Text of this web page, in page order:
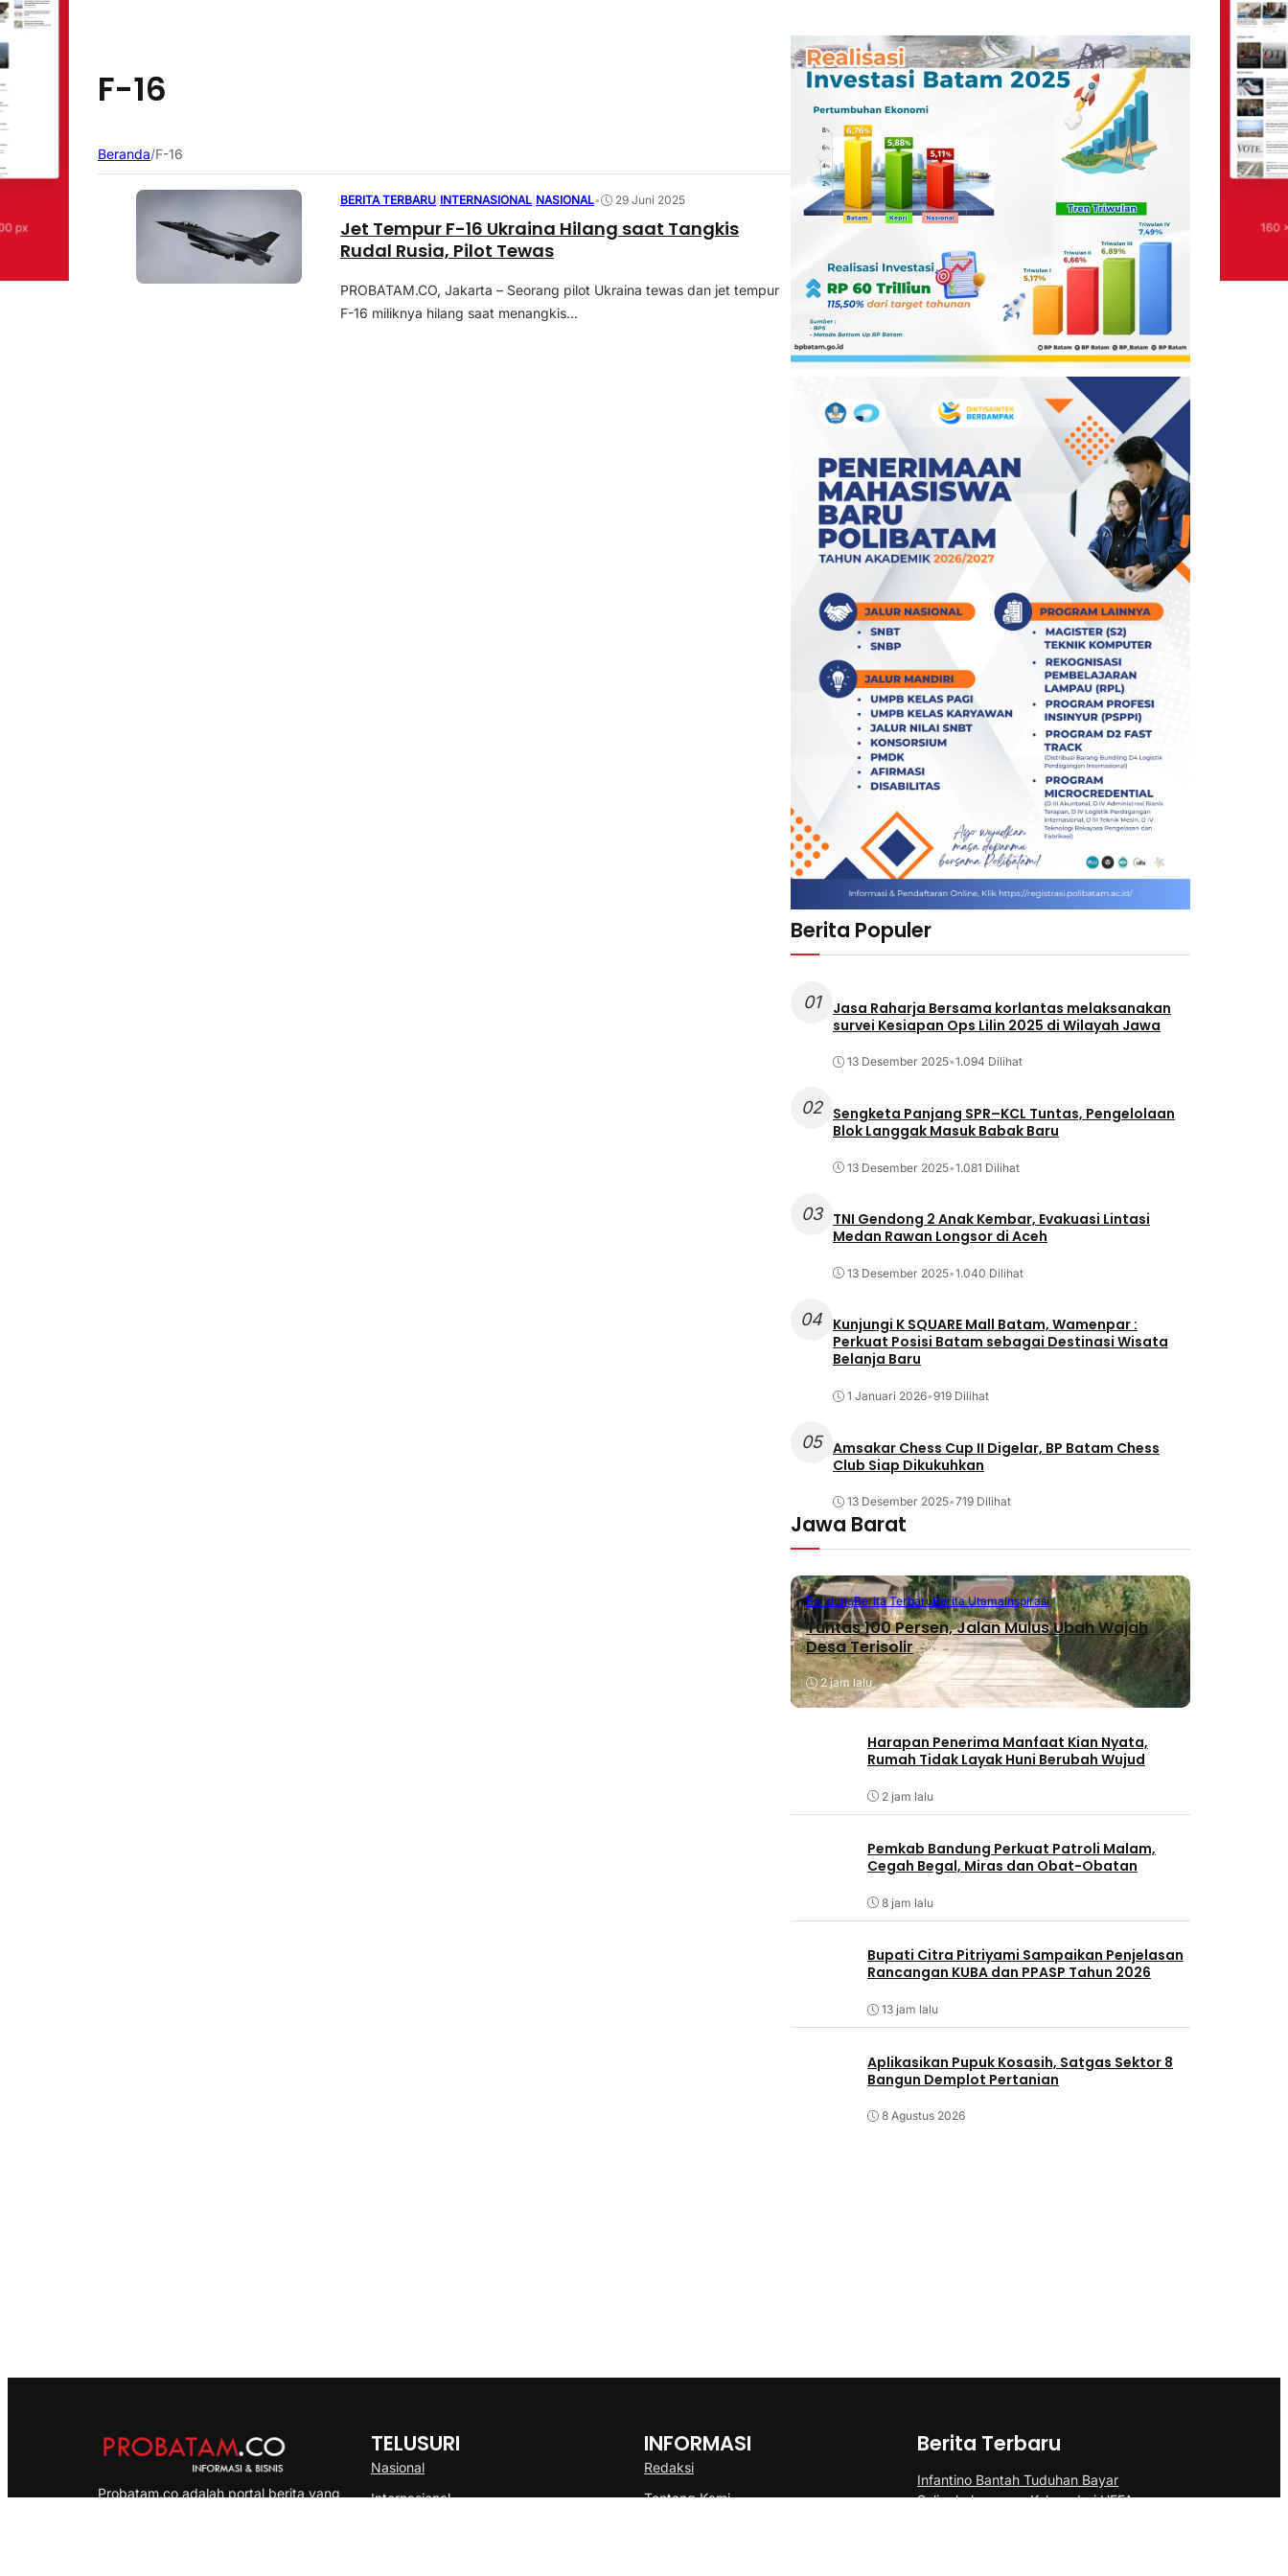
F-16
Beranda/F-16
BERITA TERBARU INTERNASIONAL NASIONAL• 29 Juni 2025
Jet Tempur F-16 Ukraina Hilang saat Tangkis
Rudal Rusia, Pilot Tewas
PROBATAM.CO, Jakarta – Seorang pilot Ukraina tewas dan jet tempur
F-16 miliknya hilang saat menangkis...
Berita Populer
01
Jasa Raharja Bersama korlantas melaksanakan
survei Kesiapan Ops Lilin 2025 di Wilayah Jawa
13 Desember 2025•1.094 Dilihat
02
Sengketa Panjang SPR–KCL Tuntas, Pengelolaan
Blok Langgak Masuk Babak Baru
13 Desember 2025•1.081 Dilihat
03
TNI Gendong 2 Anak Kembar, Evakuasi Lintasi
Medan Rawan Longsor di Aceh
13 Desember 2025•1.040 Dilihat
04 Kunjungi K SQUARE Mall Batam, Wamenpar :
Perkuat Posisi Batam sebagai Destinasi Wisata
Belanja Baru
1 Januari 2026•919 Dilihat
05 Amsakar Chess Cup II Digelar, BP Batam Chess
Club Siap Dikukuhkan
13 Desember 2025•719 Dilihat
Jawa Barat
BandungBerita TerbaruBerita UtamaInspirasi
Tuntas 100 Persen, Jalan Mulus Ubah Wajah
Desa Terisolir
2 jam lalu
Harapan Penerima Manfaat Kian Nyata,
Rumah Tidak Layak Huni Berubah Wujud
2 jam lalu
Pemkab Bandung Perkuat Patroli Malam,
Cegah Begal, Miras dan Obat-Obatan
8 jam lalu
Bupati Citra Pitriyami Sampaikan Penjelasan
Rancangan KUBA dan PPASP Tahun 2026
13 jam lalu
Aplikasikan Pupuk Kosasih, Satgas Sektor 8
Bangun Demplot Pertanian
8 Agustus 2026
Probatam.co adalah portal berita yang
TELUSURI
Nasional
Internasional
INFORMASI
Redaksi
Tentang Kami
Berita Terbaru
Infantino Bantah Tuduhan Bayar
Selingkuhan agar Keluar dari UEFA